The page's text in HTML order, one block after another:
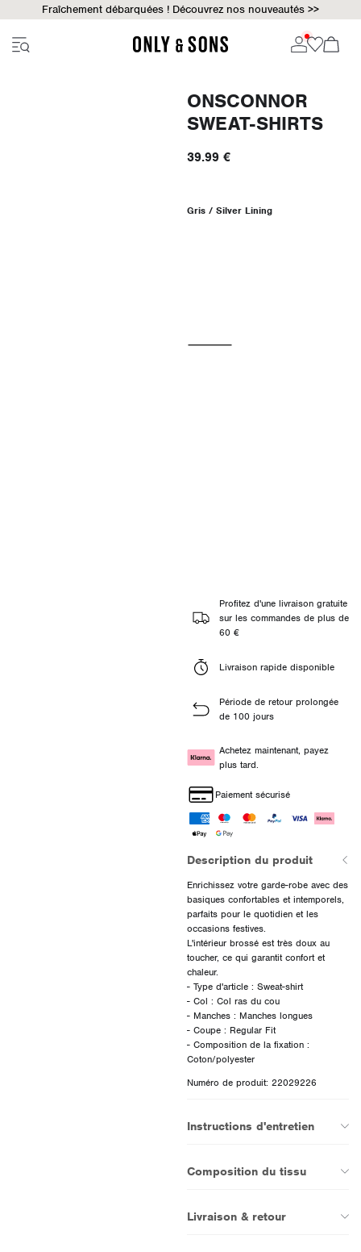
Fraîchement débarquées ! Découvrez nos nouveautés >>
ONSCONNOR
SWEAT-SHIRTS
39.99 €
Gris / Silver Lining
Profitez d'une livraison gratuite
sur les commandes de plus de
60 €
Livraison rapide disponible
Période de retour prolongée
de 100 jours
Achetez maintenant, payez
plus tard.
Paiement sécurisé
Description du produit
Enrichissez votre garde-robe avec des
basiques confortables et intemporels,
parfaits pour le quotidien et les
occasions festives.
L'intérieur brossé est très doux au
toucher, ce qui garantit confort et
chaleur.
- Type d'article : Sweat-shirt
- Col : Col ras du cou
- Manches : Manches longues
- Coupe : Regular Fit
- Composition de la fixation :
Coton/polyester
Numéro de produit: 22029226
Instructions d'entretien
Composition du tissu
Livraison & retour